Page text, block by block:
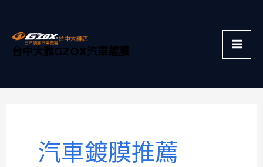
容
台中大雅GZOX汽車鍍膜
汽車鍍膜推薦